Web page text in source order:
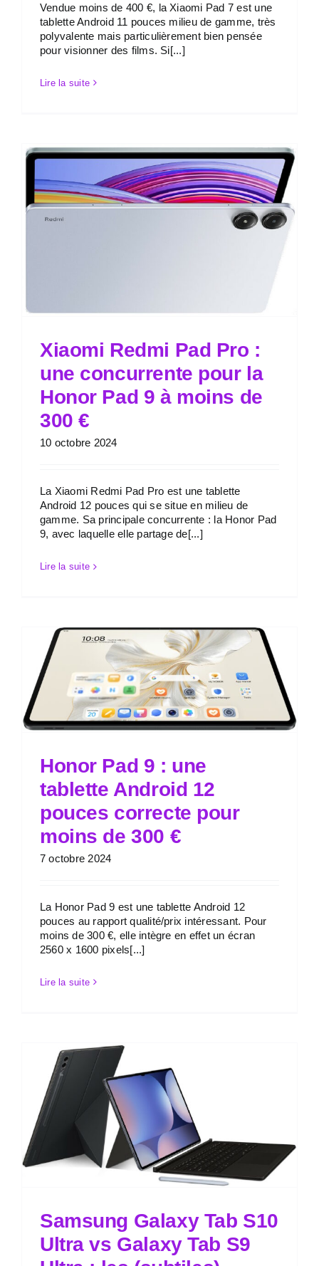
Vendue moins de 400 €, la Xiaomi Pad 7 est une
tablette Android 11 pouces milieu de gamme, très
polyvalente mais particulièrement bien pensée
pour visionner des films. Si[...]
Lire la suite
Xiaomi Redmi Pad Pro :
une concurrente pour la
Honor Pad 9 à moins de
300 €
10 octobre 2024
La Xiaomi Redmi Pad Pro est une tablette
Android 12 pouces qui se situe en milieu de
gamme. Sa principale concurrente : la Honor Pad
9, avec laquelle elle partage de[...]
Lire la suite
Honor Pad 9 : une
tablette Android 12
pouces correcte pour
moins de 300 €
7 octobre 2024
La Honor Pad 9 est une tablette Android 12
pouces au rapport qualité/prix intéressant. Pour
moins de 300 €, elle intègre en effet un écran
2560 x 1600 pixels[...]
Lire la suite
Samsung Galaxy Tab S10
Ultra vs Galaxy Tab S9